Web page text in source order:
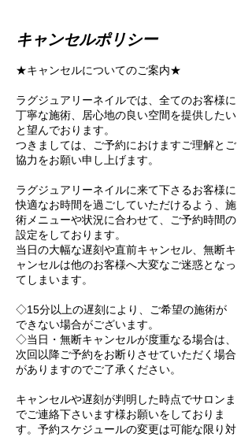
キャンセルポリシー
★キャンセルについてのご案内★
ラグジュアリーネイルでは、全てのお客様に
丁寧な施術、居心地の良い空間を提供したい
と望んでおります。
つきましては、ご予約におけますご理解とご
協力をお願い申し上げます。
ラグジュアリーネイルに来て下さるお客様に
快適なお時間を過ごしていただけるよう、施
術メニューや状況に合わせて、ご予約時間の
設定をしております。
当日の大幅な遅刻や直前キャンセル、無断キ
ャンセルは他のお客様へ大変なご迷惑となっ
てしまいます。
◇15分以上の遅刻により、ご希望の施術が
できない場合がございます。
◇当日・無断キャンセルが度重なる場合は、
次回以降ご予約をお断りさせていただく場合
がありますのでご了承ください。
キャンセルや遅刻が判明した時点でサロンま
でご連絡下さいます様お願いをしておりま
す。予約スケジュールの変更は可能な限り対